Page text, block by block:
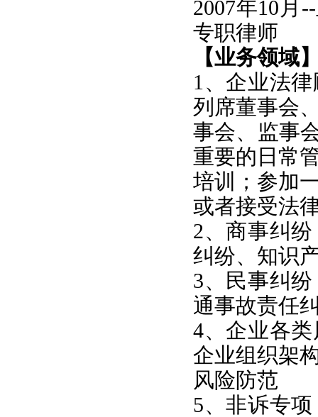
2007年10月
专职律师
【业务领域
1、企业法
列席董事会
事会、监事
重要的日常
培训；参加
或者接受法
2、商事纠
纠纷、知识
3、民事纠
通事故责任
4、企业各
企业组织架
风险防范
5、非诉专